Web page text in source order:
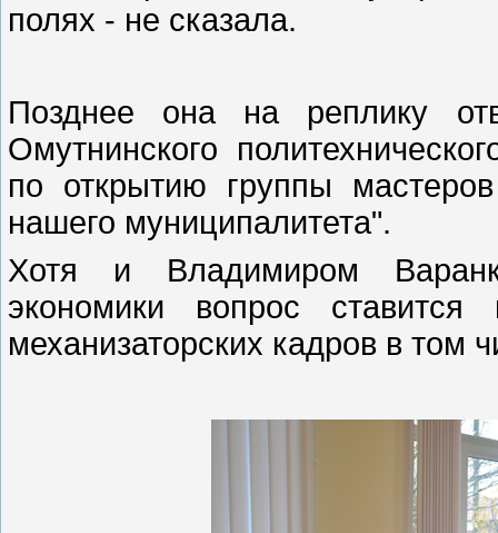
полях - не сказала.
Позднее она на реплику
Омутнинского
по открытию группы
нашего муниципалитета".
Хотя и Владимиром
экономики вопрос
механизаторских кадров в